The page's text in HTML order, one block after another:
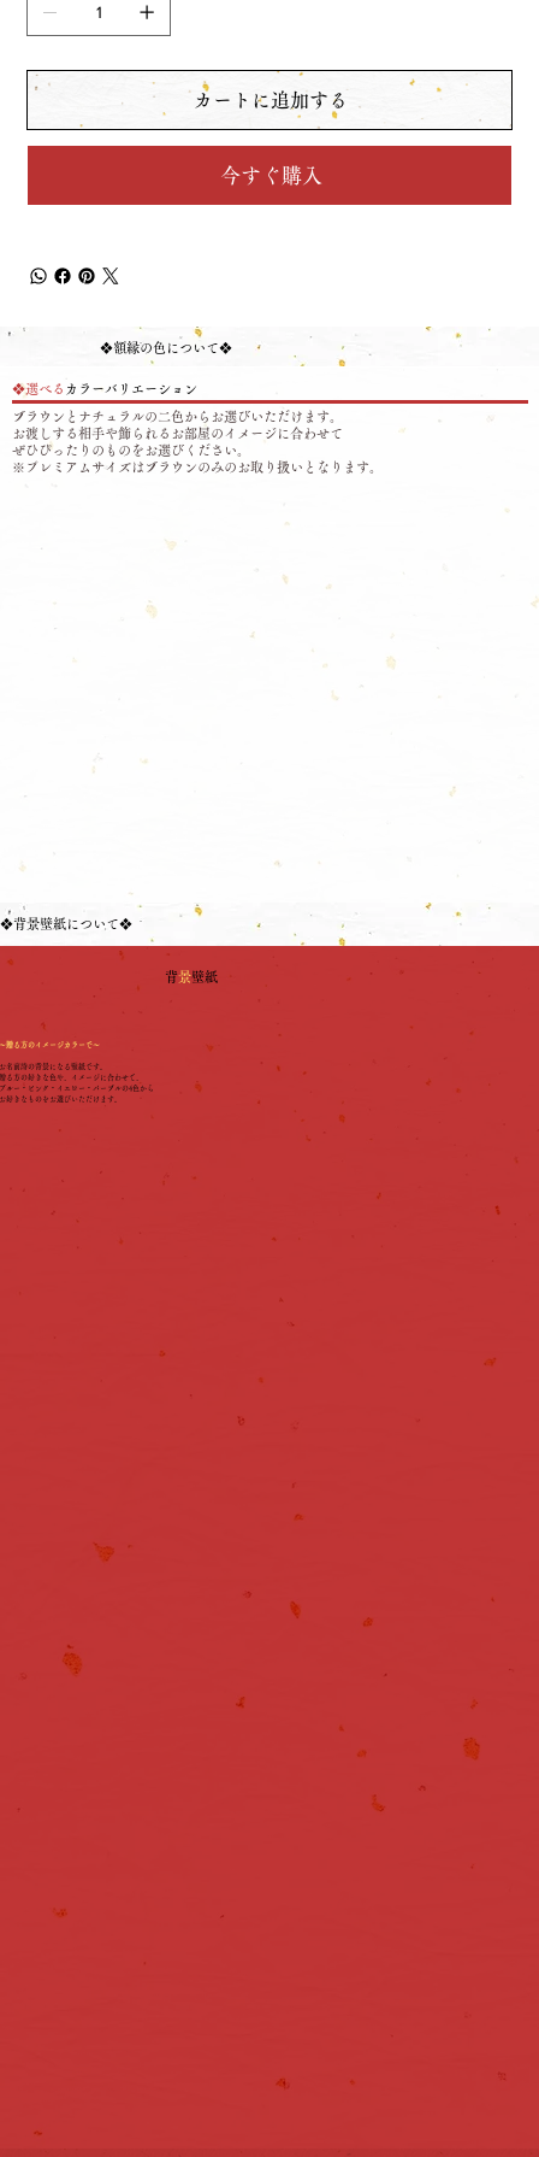
カートに追加する
今すぐ購入
❖​額縁の色について❖
❖選べる カラーバリエーション
ブラウンとナチュラルの二色からお選びいただけます。
お渡しする相手や飾られるお部屋のイメージに合わせて
ぜひ​ぴったりのものをお選びください。
※プレミアムサイズはブラウンのみのお取り扱いとなります。
❖背景壁紙について❖
背景壁紙
贈る方のイメージカラーで～
名前詩の背景になる壁紙です。
る方の好きな色や、イメージに合わせて、
ルー・ピンク・イエロー・パープルの4色から
好きなものをお選びいただけます。